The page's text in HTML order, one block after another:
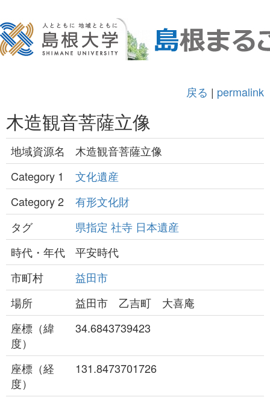
戻る | permalink
木造観音菩薩立像
地域資源名
木造観音菩薩立像
Category 1
文化遺産
Category 2
有形文化財
タグ
県指定 社寺 日本遺産
時代・年代
平安時代
市町村
益田市
場所
益田市 乙吉町 大喜庵
座標（緯
度）
34.6843739423
座標（経
度）
131.8473701726